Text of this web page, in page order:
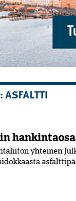
ASFALTTI
yhteinen